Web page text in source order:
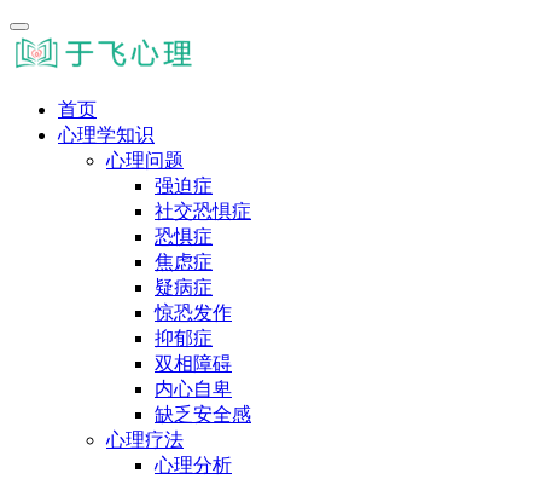
首页
心理学知识
心理问题
强迫症
社交恐惧症
恐惧症
焦虑症
疑病症
惊恐发作
抑郁症
双相障碍
内心自卑
缺乏安全感
心理疗法
心理分析